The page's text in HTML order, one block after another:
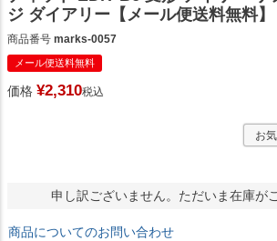
ジ ダイアリー【メール便送料無料
商品番号 marks-0057
メール便送料無料
価格 ¥2,310税込
お
申し訳ございません。ただいま在庫が
商品についてのお問い合わせ